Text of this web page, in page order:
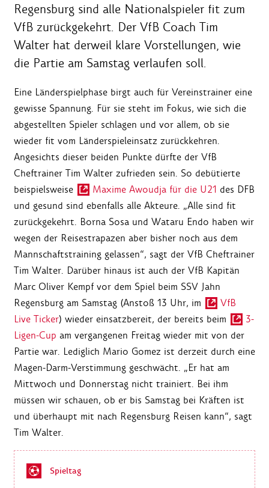
Regensburg sind alle Nationalspieler fit zum
VfB zurückgekehrt. Der VfB Coach Tim
Walter hat derweil klare Vorstellungen, wie
die Partie am Samstag verlaufen soll.
Eine Länderspielphase birgt auch für Vereinstrainer eine
gewisse Spannung. Für sie steht im Fokus, wie sich die
abgestellten Spieler schlagen und vor allem, ob sie
wieder fit vom Länderspieleinsatz zurückkehren.
Angesichts dieser beiden Punkte dürfte der VfB
Cheftrainer Tim Walter zufrieden sein. So debütierte
beispielsweise
Maxime Awoudja für die U21 des DFB
und gesund sind ebenfalls alle Akteure. „Alle sind fit
zurückgekehrt. Borna Sosa und Wataru Endo haben wir
wegen der Reisestrapazen aber bisher noch aus dem
Mannschaftstraining gelassen“, sagt der VfB Cheftrainer
Tim Walter. Darüber hinaus ist auch der VfB Kapitän
Marc Oliver Kempf vor dem Spiel beim SSV Jahn
Regensburg am Samstag (Anstoß 13 Uhr, im
VfB
Live Ticker) wieder einsatzbereit, der bereits beim
3-
Ligen-Cup am vergangenen Freitag wieder mit von der
Partie war. Lediglich Mario Gomez ist derzeit durch eine
Magen-Darm-Verstimmung geschwächt. „Er hat am
Mittwoch und Donnerstag nicht trainiert. Bei ihm
müssen wir schauen, ob er bis Samstag bei Kräften ist
und überhaupt mit nach Regensburg Reisen kann“, sagt
Tim Walter.
Spieltag